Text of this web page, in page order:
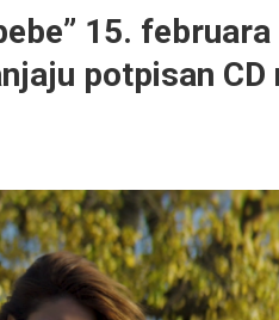
15.
potpisan CD